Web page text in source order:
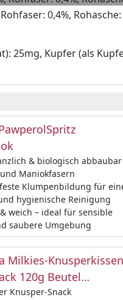
0,4%,
25mg, Kupfer (als
& biologisch abbaubar
Maniokfasern
Klumpenbildung für
hygienische Reinigung
weich – ideal für sensible
saubere Umgebung
Milkies-Knusperkissen
120g Beutel
Knusper-Snack